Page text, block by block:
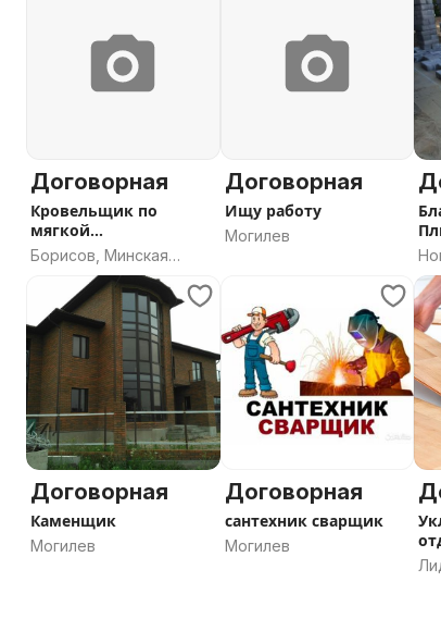
Договорная
Кровельщик по
мягкой
(наплавляемой)
кровле
Борисов, Минская
область
Договорная
Ищу работу
Могилев
Договорная
Каменщик
Могилев
Договорная
сантехник сварщик
Могилев